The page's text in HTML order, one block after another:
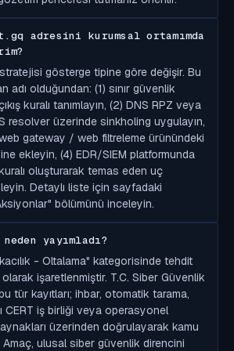
adresini kurumsal ortamımda
gösterge tipine göre değişir. Bu
adı olduğundan: (1) sınır güvenlik
kuralı tanımlayın, (2) DNS RPZ veya
resolver üzerinde sinkholing uygulayın,
gateway / web filtreleme ürünündeki
ekleyin, (4) EDR/SIEM platformunda
oluşturarak temas eden uç
Detaylı liste için sayfadaki
bölümünü inceleyin.
neden yayımladı?
- Oltalama" kategorisinde tehdit
işaretlenmiştir. T.C. Siber Güvenlik
tür kayıtları; ihbar, otomatik tarama,
CERT iş birliği veya operasyonel
üzerinden doğrulayarak kamu
Amaç, ulusal siber güvenlik direncini